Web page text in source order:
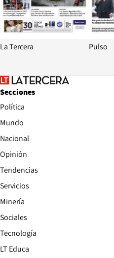
La Tercera Pulso
Secciones
Política
Mundo
Nacional
Opinión
Tendencias
Servicios
Minería
Sociales
Tecnología
LT Educa